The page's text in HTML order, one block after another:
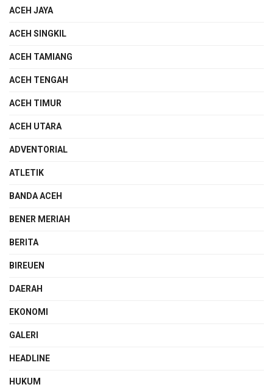
ACEH JAYA
ACEH SINGKIL
ACEH TAMIANG
ACEH TENGAH
ACEH TIMUR
ACEH UTARA
ADVENTORIAL
ATLETIK
BANDA ACEH
BENER MERIAH
BERITA
BIREUEN
DAERAH
EKONOMI
GALERI
HEADLINE
HUKUM